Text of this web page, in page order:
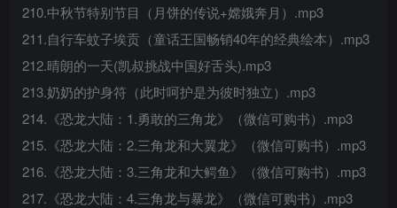
210.中秋节特别节目（月饼的传说+嫦娥奔月）.mp3
211.自行车蚊子埃贡（童话王国畅销40年的经典绘本）.mp3
212.晴朗的一天(凯叔挑战中国好舌头).mp3
213.奶奶的护身符（此时呵护是为彼时独立）.mp3
214.《恐龙大陆：1.勇敢的三角龙》（微信可购书）.mp3
215.《恐龙大陆：2.三角龙和大翼龙》（微信可购书）.mp3
216.《恐龙大陆：3.三角龙和大鳄鱼》（微信可购书）.mp3
217.《恐龙大陆：4.三角龙与暴龙》（微信可购书）.mp3